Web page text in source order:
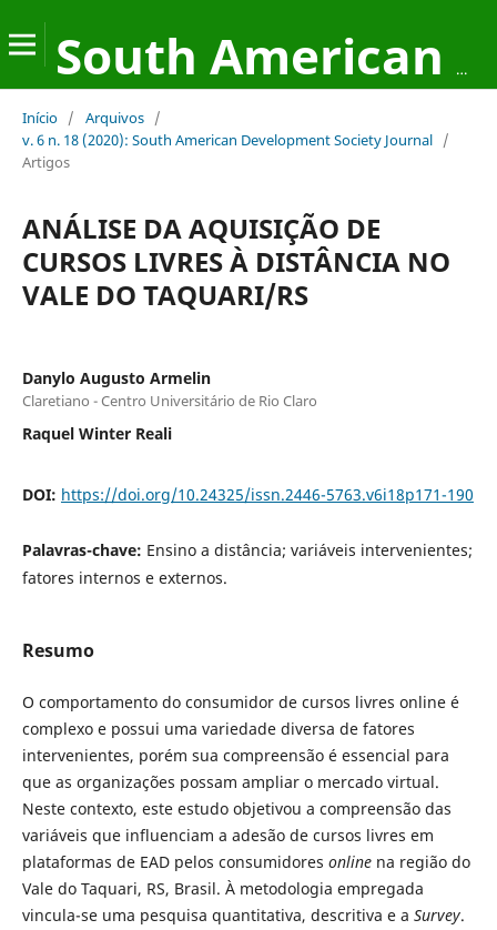
South American Development Society Journal
Início / Arquivos /
v. 6 n. 18 (2020): South American Development Society Journal /
Artigos
ANÁLISE DA AQUISIÇÃO DE
CURSOS LIVRES À DISTÂNCIA NO
VALE DO TAQUARI/RS
Danylo Augusto Armelin
Claretiano - Centro Universitário de Rio Claro
Raquel Winter Reali
DOI: https://doi.org/10.24325/issn.2446-5763.v6i18p171-190
Palavras-chave: Ensino a distância; variáveis intervenientes;
fatores internos e externos.
Resumo
O comportamento do consumidor de cursos livres online é
complexo e possui uma variedade diversa de fatores
intervenientes, porém sua compreensão é essencial para
que as organizações possam ampliar o mercado virtual.
Neste contexto, este estudo objetivou a compreensão das
variáveis que influenciam a adesão de cursos livres em
plataformas de EAD pelos consumidores onlinena região do
Vale do Taquari, RS, Brasil. À metodologia empregada
vincula-se uma pesquisa quantitativa, descritiva e a Survey.